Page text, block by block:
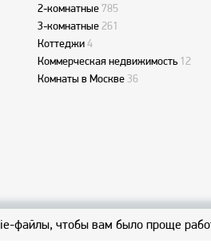
2-комнатные785
3-комнатные 261
Коттеджи4
Коммерческая недвижимость 12
Комнаты в Москве 36
файлы, чтобы вам было проще